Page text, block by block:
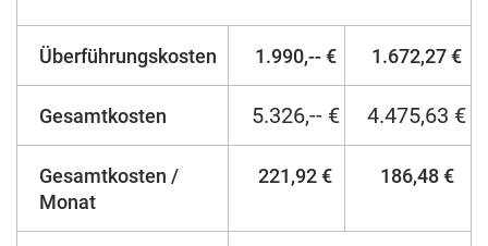
Überführungskosten 1.990,-- € 1.672,27 €
Gesamtkosten 5.326,-- € 4.475,63 €
Gesamtkosten /
Monat
221,92 € 186,48 €